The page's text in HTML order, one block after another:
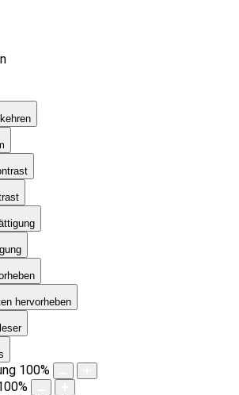
hervorheben
100%
%